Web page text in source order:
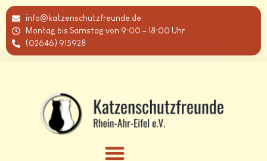
info@katzenschutzfreunde.de
Montag bis Samstag von 9:00 – 18:00 Uhr
(02646) 915928